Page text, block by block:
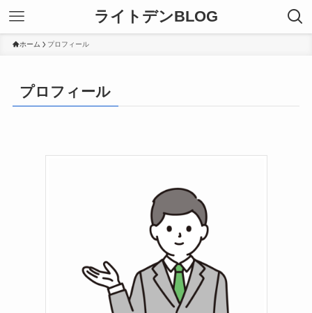
ライトデンBLOG
ホーム プロフィール
プロフィール